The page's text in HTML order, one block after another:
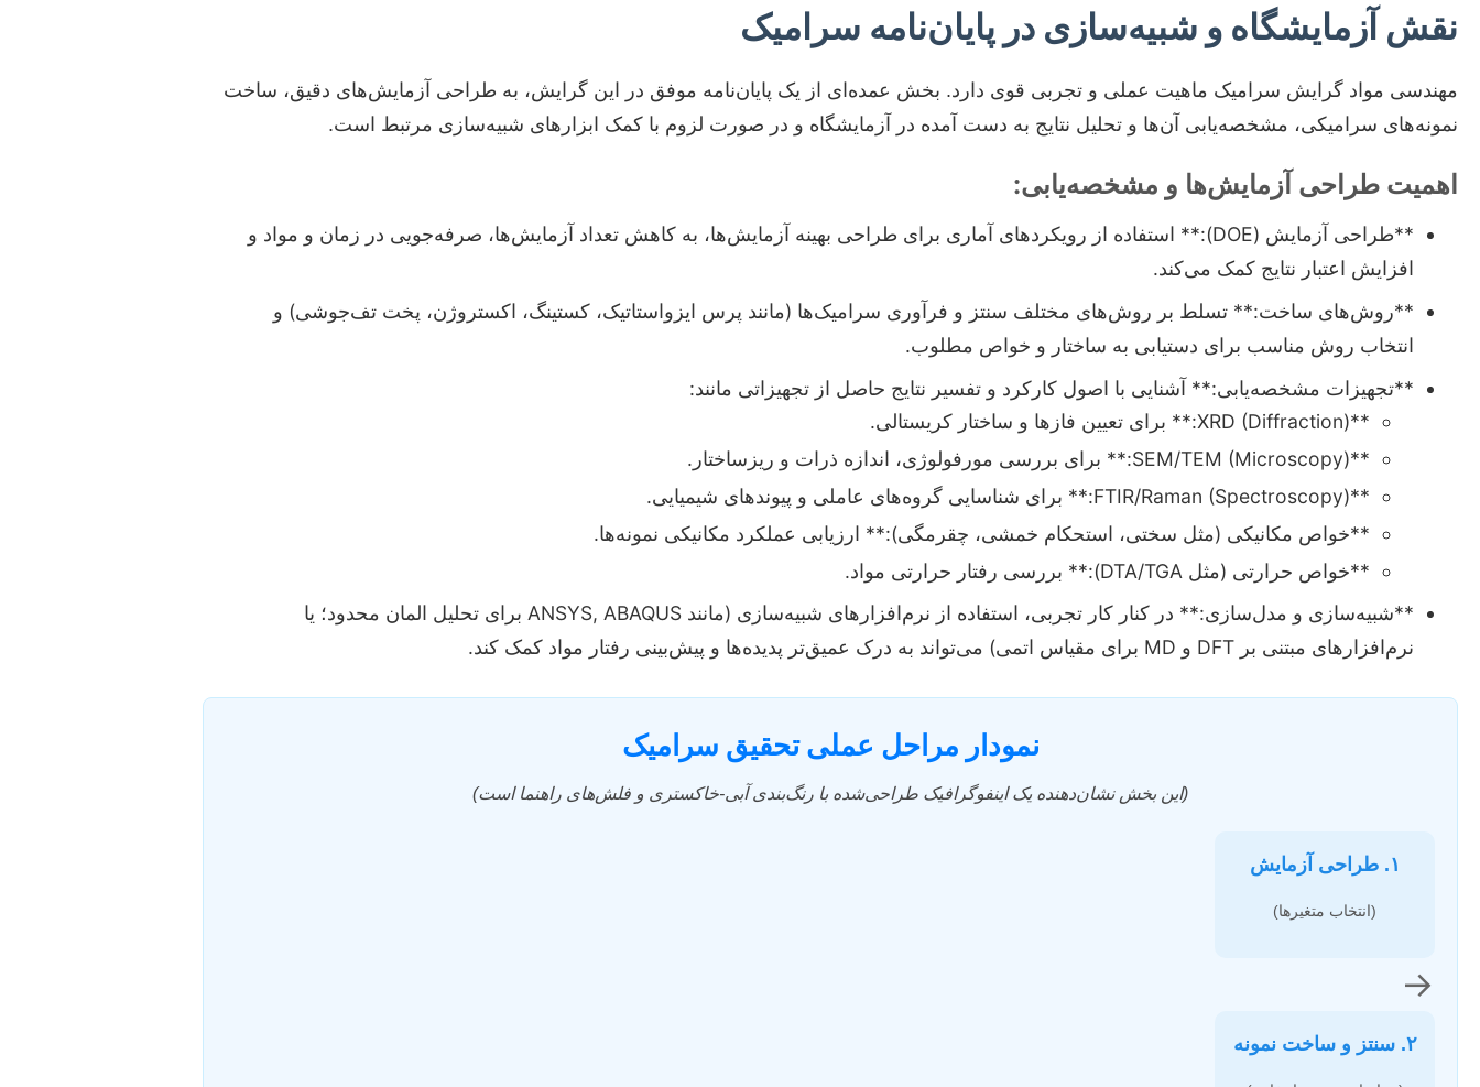
نقش آزمایشگاه و شبیه‌سازی در پایان‌نامه سرامیک
مهندسی مواد گرایش سرامیک ماهیت عملی و تجربی قوی دارد. بخش عمده‌ای از یک پایان‌نامه موفق در این گرایش، به طراحی آزمایش‌های دقیق، ساخت
نمونه‌های سرامیکی، مشخصه‌یابی آن‌ها و تحلیل نتایج به دست آمده در آزمایشگاه و در صورت لزوم با کمک ابزارهای شبیه‌سازی مرتبط است.
اهمیت طراحی آزمایش‌ها و مشخصه‌یابی:
**طراحی آزمایش (DOE):** استفاده از رویکردهای آماری برای طراحی بهینه آزمایش‌ها، به کاهش تعداد آزمایش‌ها، صرفه‌جویی در زمان و مواد و
افزایش اعتبار نتایج کمک می‌کند.
**روش‌های ساخت:** تسلط بر روش‌های مختلف سنتز و فرآوری سرامیک‌ها (مانند پرس ایزواستاتیک، کستینگ، اکستروژن، پخت تف‌جوشی) و
انتخاب روش مناسب برای دستیابی به ساختار و خواص مطلوب.
**تجهیزات مشخصه‌یابی:** آشنایی با اصول کارکرد و تفسیر نتایج حاصل از تجهیزاتی مانند:
**XRD (Diffraction):** برای تعیین فازها و ساختار کریستالی.
**SEM/TEM (Microscopy):** برای بررسی مورفولوژی، اندازه ذرات و ریزساختار.
**FTIR/Raman (Spectroscopy):** برای شناسایی گروه‌های عاملی و پیوندهای شیمیایی.
**خواص مکانیکی (مثل سختی، استحکام خمشی، چقرمگی):** ارزیابی عملکرد مکانیکی نمونه‌ها.
**خواص حرارتی (مثل DTA/TGA):** بررسی رفتار حرارتی مواد.
**شبیه‌سازی و مدل‌سازی:** در کنار کار تجربی، استفاده از نرم‌افزارهای شبیه‌سازی (مانند ANSYS, ABAQUS برای تحلیل المان محدود؛ یا
نرم‌افزارهای مبتنی بر DFT و MD برای مقیاس اتمی) می‌تواند به درک عمیق‌تر پدیده‌ها و پیش‌بینی رفتار مواد کمک کند.
نمودار مراحل عملی تحقیق سرامیک
(این بخش نشان‌دهنده یک اینفوگرافیک طراحی‌شده با رنگ‌بندی آبی-خاکستری و فلش‌های راهنما است)
۱. طراحی آزمایش
(انتخاب متغیرها)
→
۲. سنتز و ساخت نمونه